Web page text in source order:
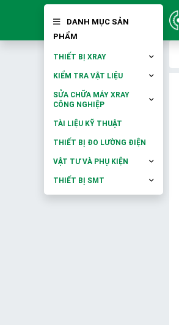
DANH MỤC SẢN
PHẨM
THIẾT BỊ XRAY
KIỂM TRA VẬT LIỆU
SỬA CHỮA MÁY XRAY
CÔNG NGHIỆP
TÀI LIỆU KỸ THUẬT
THIẾT BỊ ĐO LƯỜNG ĐIỆN
VẬT TƯ VÀ PHỤ KIỆN
THIẾT BỊ SMT